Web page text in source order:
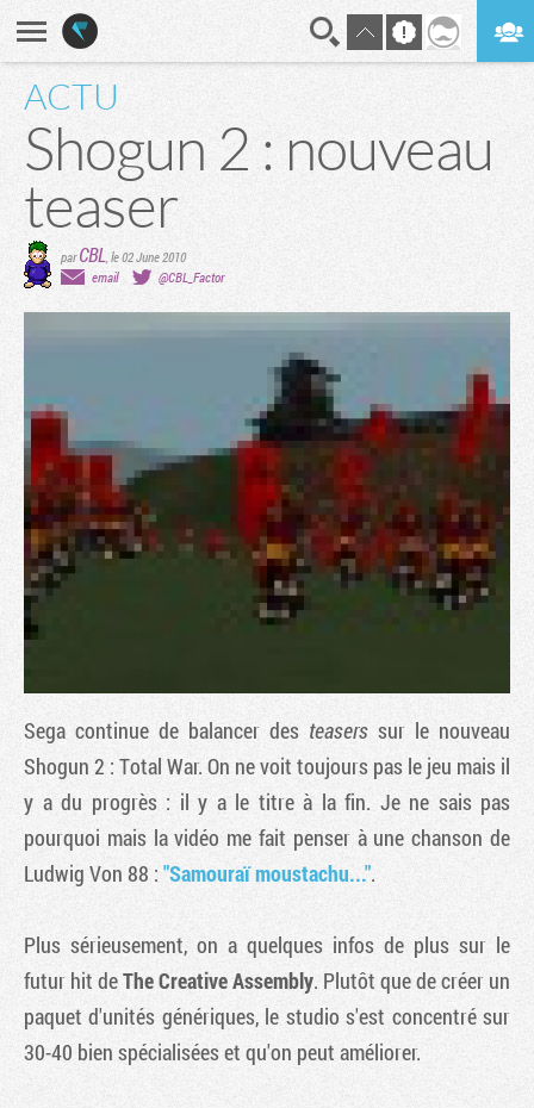
ACTU
Shogun 2 : nouveau
teaser
parCBL le 02 June 2010
email
@CBL_Factor
Sega continue de balancer des teasers sur le nouveau
Shogun 2 : Total War. On ne voit toujours pas le jeu mais il
y a du progrès : il y a le titre à la fin. Je ne sais pas
pourquoi mais la vidéo me fait penser à une chanson de
Ludwig Von 88 : "Samouraï moustachu...".
Plus sérieusement, on a quelques infos de plus sur le
futur hit deThe Creative Assembly. Plutôt que de créer un
paquet d'unités génériques, le studio s'est concentré sur
30-40 bien spécialisées et qu'on peut améliorer.